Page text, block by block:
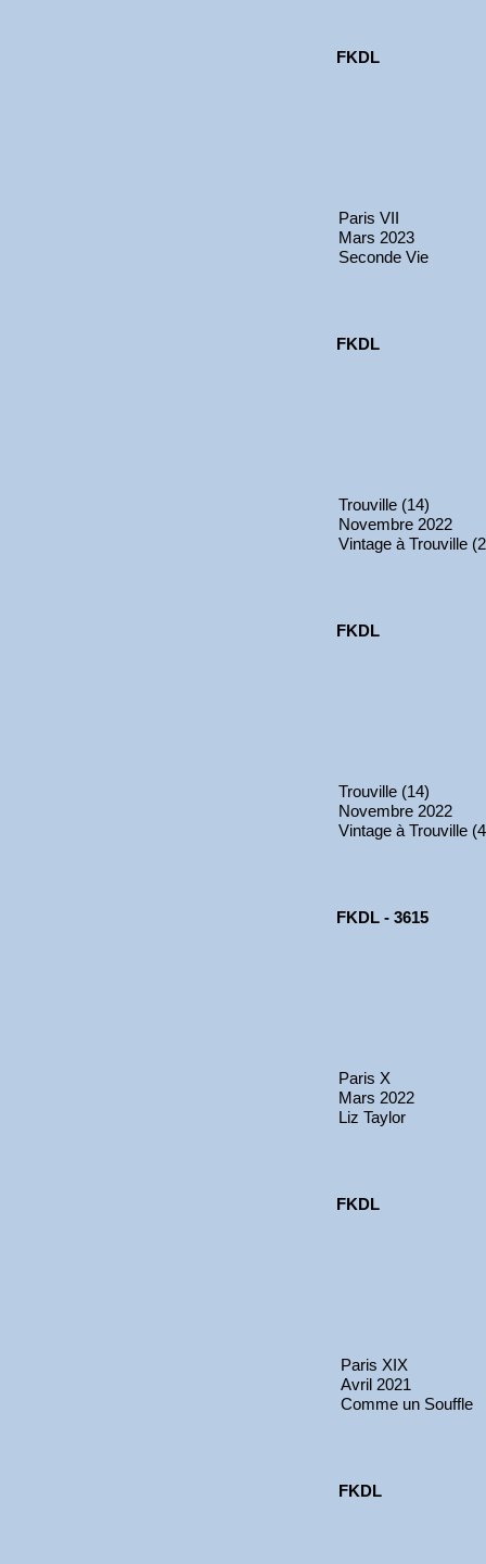
FKDL
Paris VII
Mars 2023
Seconde Vie
FKDL
Trouville (14)
Novembre 2022
Vintage à Trouville
FKDL
Trouville (14)
Novembre 2022
Vintage à Trouville
FKDL - 3615
Paris X
Mars 2022
Liz Taylor
FKDL
Paris XIX
Avril 2021
Comme un Souffle
FKDL